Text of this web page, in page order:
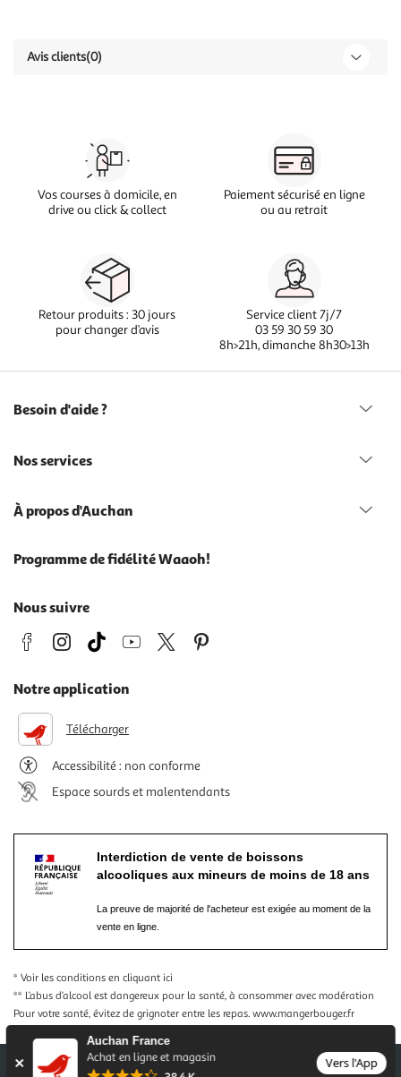
Auchan France
Achat en ligne et magasin
Vers l'App
Avis clients(0)
Vos courses à domicile, en
drive ou click & collect
Paiement sécurisé en ligne
ou au retrait
Retour produits : 30 jours
pour changer d’avis
Service client 7j/7
03 59 30 59 30
8h>21h, dimanche 8h30>13h
Besoin d'aide ?
Nos services
À propos d'Auchan
Programme de fidélité Waaoh!
Nous suivre
Notre application
Télécharger
Accessibilité : non conforme
Espace sourds et malentendants
Interdiction de vente de boissons
alcooliques aux mineurs de moins de 18 ans
La preuve de majorité de l'acheteur est exigée au moment de la
vente en ligne.
* Voir les conditions en cliquant ici
** L’abus d’alcool est dangereux pour la santé, à consommer avec modération
Pour votre santé, évitez de grignoter entre les repas. www.mangerbouger.fr